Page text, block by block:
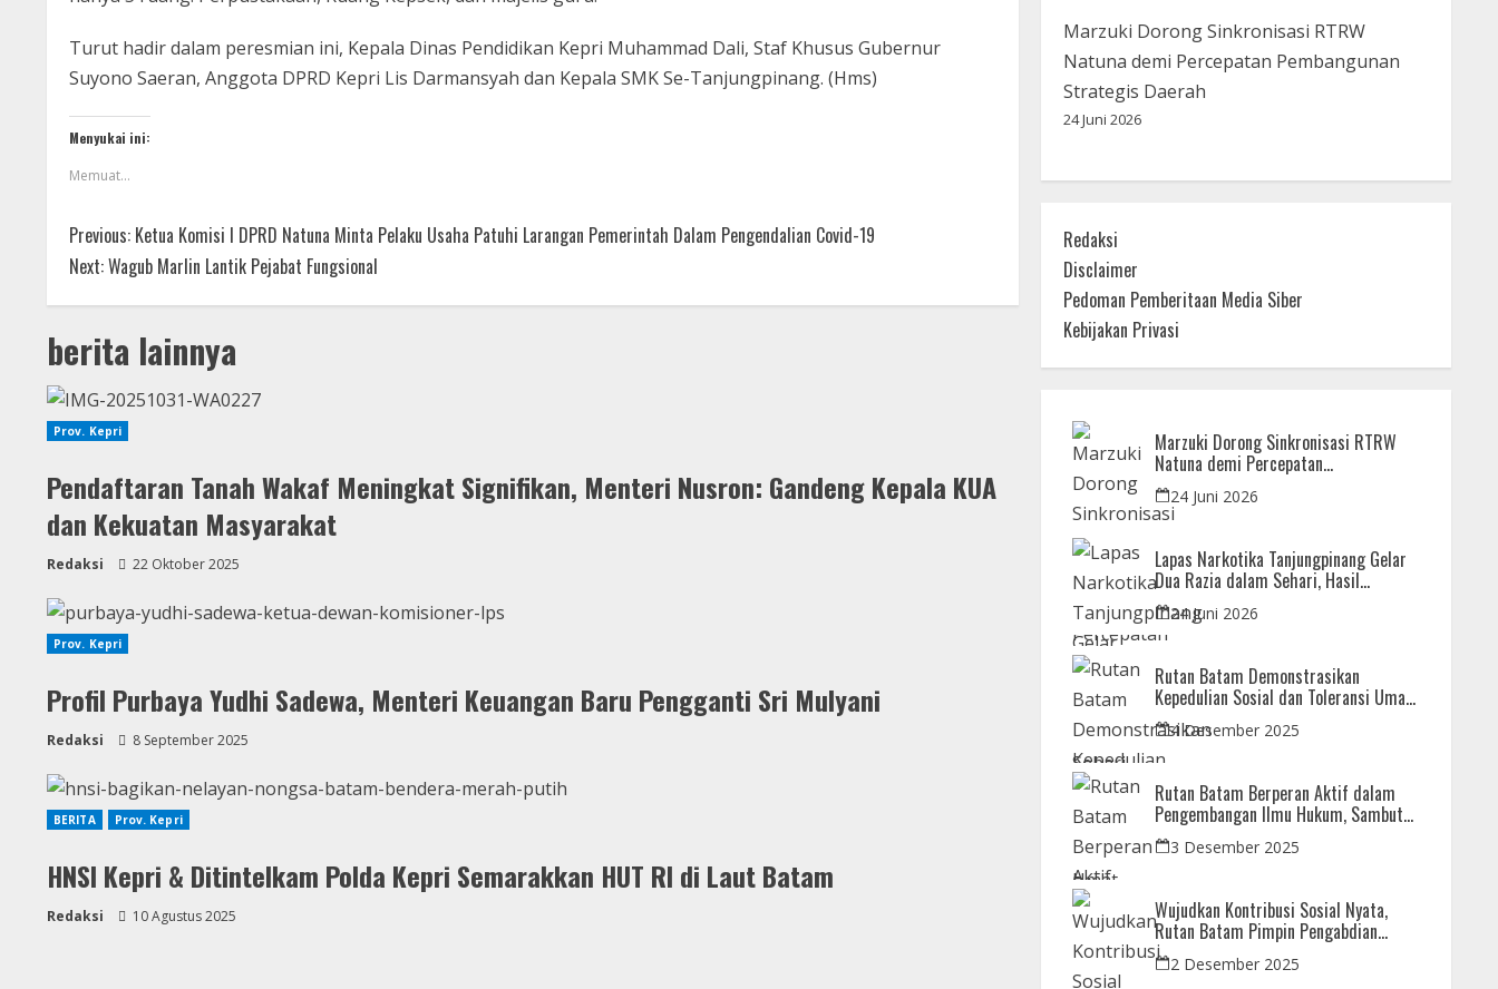
Turut hadir dalam peresmian ini, Kepala Dinas Pendidikan Kepri Muhammad Dali, Staf Khusus Gubernur
Suyono Saeran, Anggota DPRD Kepri Lis Darmansyah dan Kepala SMK Se-Tanjungpinang. (Hms)
Menyukai ini:
Memuat...
Previous: Ketua Komisi I DPRD Natuna Minta Pelaku Usaha Patuhi Larangan Pemerintah Dalam Pengendalian Covid-19
Next:Wagub Marlin Lantik Pejabat Fungsional
berita lainnya
Prov. Kepri
Pendaftaran Tanah Wakaf Meningkat Signifikan, Menteri Nusron: Gandeng Kepala KUA
dan Kekuatan Masyarakat
Redaksi 22 Oktober 2025
Prov. Kepri
Profil Purbaya Yudhi Sadewa, Menteri Keuangan Baru Pengganti Sri Mulyani
Redaksi 8 September 2025
BERITA Prov. Kepri
HNSI Kepri & Ditintelkam Polda Kepri Semarakkan HUT RI di Laut Batam
Redaksi 10 Agustus 2025
Marzuki Dorong Sinkronisasi RTRW
Natuna demi Percepatan Pembangunan
Strategis Daerah
24 Juni 2026
Redaksi
Disclaimer
Pedoman Pemberitaan Media Siber
Kebijakan Privasi
Marzuki Dorong Sinkronisasi RTRW
Natuna demi Percepatan
Pembangunan Strategis Daerah
24 Juni 2026
Lapas Narkotika Tanjungpinang Gelar
Dua Razia dalam Sehari, Hasil
Pemeriksaan Nihil Barang Terlarang
24 Juni 2026
Rutan Batam Demonstrasikan
Kepedulian Sosial dan Toleransi Umat
Beragama Melalui Doa Bersama
Korban Bencana
4 Desember 2025
Rutan Batam Berperan Aktif dalam
Pengembangan Ilmu Hukum, Sambut
Kunjungan Observasi Mahasiswa UIB
3 Desember 2025
Wujudkan Kontribusi Sosial Nyata,
Rutan Batam Pimpin Pengabdian
Imipas untuk Negeri di Masjid
Syahrom Ba’dawi
2 Desember 2025